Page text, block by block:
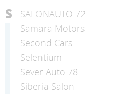
S
SALONAUTO 72
Samara Motors
Second Cars
Selentium
Sever Auto 78
Siberia Salon